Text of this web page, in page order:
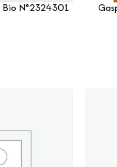
Bio N°2324301